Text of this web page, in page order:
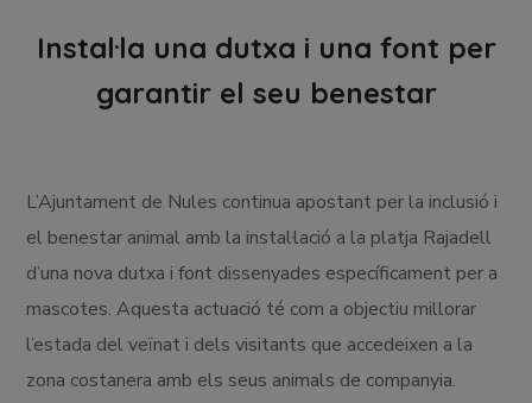
Instal·la una dutxa i una font per
garantir el seu benestar
L’Ajuntament de Nules continua apostant per la inclusió i
el benestar animal amb la instal·lació a la platja Rajadell
d’una nova dutxa i font dissenyades específicament per a
mascotes. Aquesta actuació té com a objectiu millorar
l’estada del veïnat i dels visitants que accedeixen a la
zona costanera amb els seus animals de companyia.